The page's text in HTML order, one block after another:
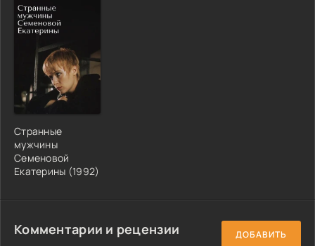
Странные
мужчины
Семеновой
Екатерины (1992)
Комментарии и рецензии ДОБАВИТЬ